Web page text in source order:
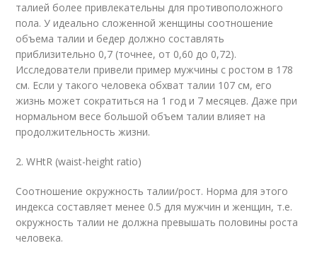
талией более привлекательны для противоположного
пола. У идеально сложенной женщины соотношение
объема талии и бедер должно составлять
приблизительно 0,7 (точнее, от 0,60 до 0,72).
Исследователи привели пример мужчины с ростом в 178
см. Если у такого человека обхват талии 107 см, его
жизнь может сократиться на 1 год и 7 месяцев. Даже при
нормальном весе большой объем талии влияет на
продолжительность жизни.
2. WHtR (waist-height ratio)
Соотношение окружность талии/рост. Норма для этого
индекса составляет менее 0.5 для мужчин и женщин, т.е.
окружность талии не должна превышать половины роста
человека.